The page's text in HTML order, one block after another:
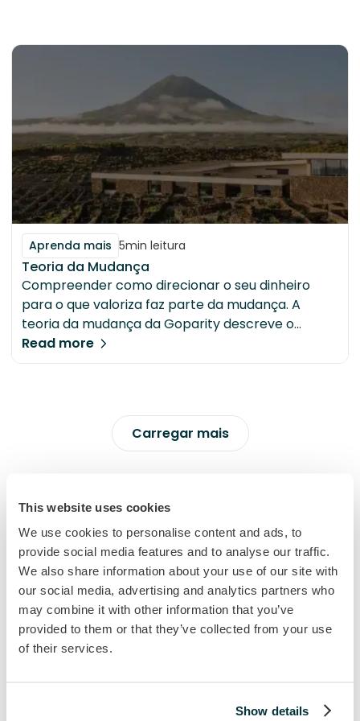
This website uses cookies
We use cookies to personalise content and ads, to
provide social media features and to analyse our traffic.
We also share information about your use of our site with
our social media, advertising and analytics partners who
may combine it with other information that you’ve
provided to them or that they’ve collected from your use
of their services.
Show details
Aprenda mais 5min leitura
Teoria da Mudança
Compreender como direcionar o seu dinheiro
para o que valoriza faz parte da mudança. A
teoria da mudança da Goparity descreve o
caminho que podemos seguir – desde conectar
investidores a organizações de impacto,
lacuna de financiamento para a sustentabilidade,
construir e disseminar conhecimento. Saiba mais.
Read more
Carregar mais
Na imprensa
Destaque peloimpacto
Como a Goparity está a ajudar a transformar as
finanças sustentáveis em mudança real.